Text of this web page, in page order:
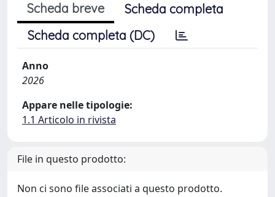
Scheda breve
Scheda completa
Scheda completa (DC)
Anno
2026
Appare nelle tipologie:
1.1 Articolo in rivista
File in questo prodotto:
Non ci sono file associati a questo prodotto.